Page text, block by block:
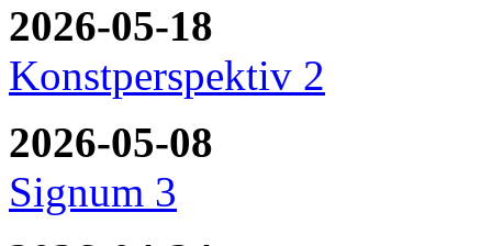
2026-05-18
Konstperspektiv 2
2026-05-08
Signum 3